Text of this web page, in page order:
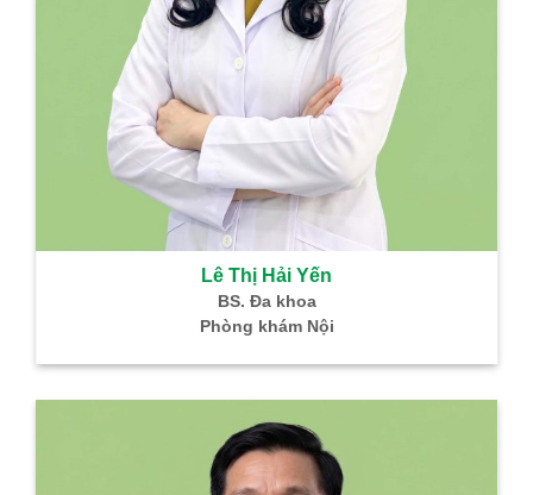
Bác sĩ CKI – HH –
Truyền Máu
Trưởng khoa Xét
nghiệm
BS. CKI: SP khoa –
ĐN Hỗ trợ sinh sản IVF
Bình Dân
Nguyễn Thanh
Bác sĩ CKI – Gây mê
BS. Chuyên khoa I Nhi